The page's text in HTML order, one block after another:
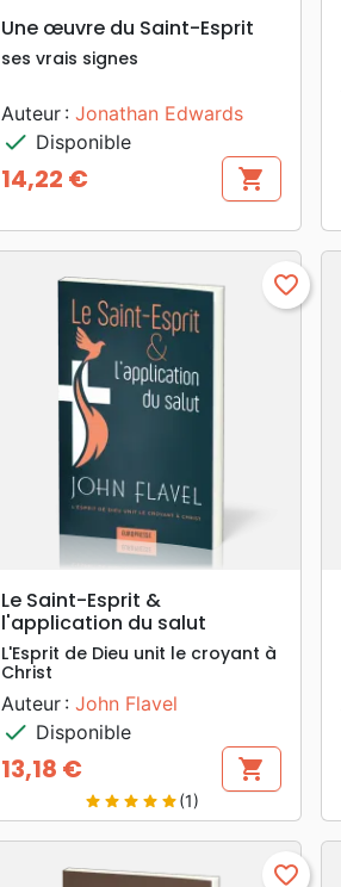
search APERÇU RAPIDE
Une œuvre du Saint-Esprit
ses vrais signes
Auteur : Jonathan Edwards
check Disponible
Prix
14,22 € shopping_cart
search APERÇU RAPIDE
favorite_border
Le Saint-Esprit &
l'application du salut
L'Esprit de Dieu unit le croyant à
Christ
Auteur : John Flavel
check Disponible
Prix
13,18 € shopping_cart
star star star star star(1)
favorite_border